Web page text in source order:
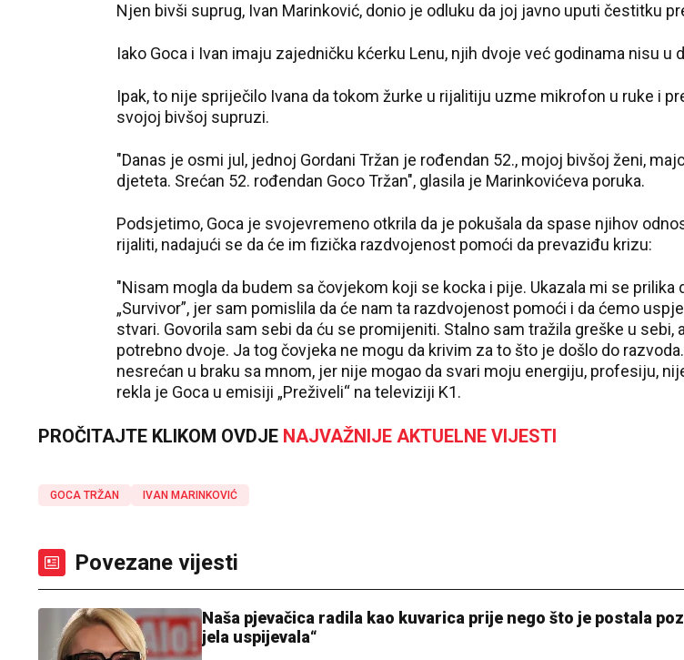
Njen bivši suprug, Ivan Marinković, donio je odluku da joj javno uputi čestitku
Iako Goca i Ivan imaju zajedničku kćerku Lenu, njih dvoje već godinama nisu u
Ipak, to nije spriječilo Ivana da tokom žurke u rijalitiju uzme mikrofon u ruke i
svojoj bivšoj supruzi.
"Danas je osmi jul, jednoj Gordani Tržan je rođendan 52., mojoj bivšoj ženi,
djeteta. Srećan 52. rođendan Goco Tržan", glasila je Marinkovićeva poruka.
Podsjetimo, Goca je svojevremeno otkrila da je pokušala da spase njihov
rijaliti, nadajući se da će im fizička razdvojenost pomoći da prevaziđu krizu:
"Nisam mogla da budem sa čovjekom koji se kocka i pije. Ukazala mi se prilika
„Survivor”, jer sam pomislila da će nam ta razdvojenost pomoći i da ćemo
stvari. Govorila sam sebi da ću se promijeniti. Stalno sam tražila greške u sebi,
potrebno dvoje. Ja tog čovjeka ne mogu da krivim za to što je došlo do
nesrećan u braku sa mnom, jer nije mogao da svari moju energiju, profesiju,
rekla je Goca u emisiji „Preživeli“ na televiziji K1.
PROČITAJTE KLIKOM OVDJE NAJVAŽNIJE AKTUELNE VIJESTI
GOCA TRŽAN IVAN MARINKOVIĆ
Povezane vijesti
Naša pjevačica radila kao kuvarica prije nego što je postala
jela uspijevala“